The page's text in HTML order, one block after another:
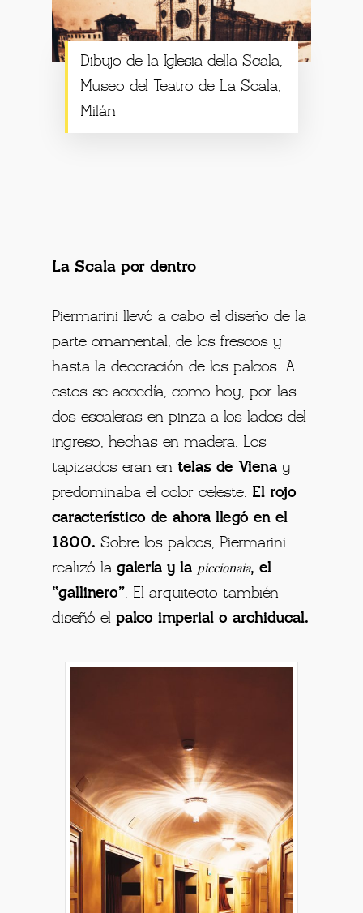
Dibujo de la Iglesia della Scala,
Museo del Teatro de La Scala,
Milán
La Scala por dentro
Piermarini llevó a cabo el diseño de la
parte ornamental, de los frescos y
hasta la decoración de los palcos. A
estos se accedía, como hoy, por las
dos escaleras en pinza a los lados del
ingreso, hechas en madera. Los
tapizados eran en telas de Viena y
predominaba el color celeste. El rojo
característico de ahora llegó en el
1800.Sobre los palcos, Piermarini
realizó lagalería y la piccionaia, el
“gallinero”. El arquitecto también
diseñó elpalco imperial o archiducal.